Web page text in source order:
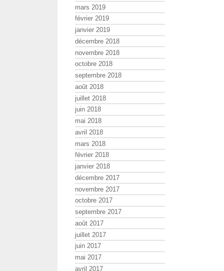
mars 2019
février 2019
janvier 2019
décembre 2018
novembre 2018
octobre 2018
septembre 2018
août 2018
juillet 2018
juin 2018
mai 2018
avril 2018
mars 2018
février 2018
janvier 2018
décembre 2017
novembre 2017
octobre 2017
septembre 2017
août 2017
juillet 2017
juin 2017
mai 2017
avril 2017